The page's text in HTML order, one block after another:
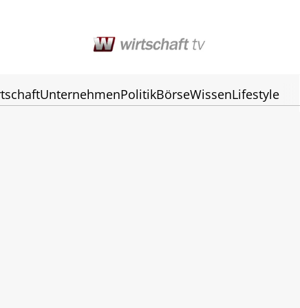
UnternehmenPolitikBörseWissenLifestyle